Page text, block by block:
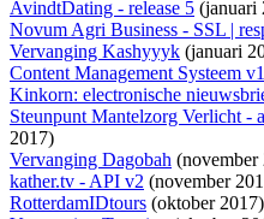
AvindtDating - release 5 (januari
Novum Agri Business - SSL |
Vervanging Kashyyyk (januari
Content Management Systeem
Kinkorn: electronische
Steunpunt Mantelzorg Verlicht -
2017)
Vervanging Dagobah (november
kather.tv - API v2 (november
RotterdamIDtours (oktober 2017)